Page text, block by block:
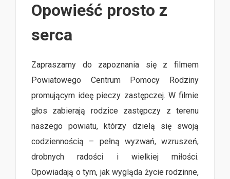
Opowieść prosto z
serca
Zapraszamy do zapoznania się z filmem
Powiatowego Centrum Pomocy Rodziny
promującym ideę pieczy zastępczej. W filmie
głos zabierają rodzice zastępczy z terenu
naszego powiatu, którzy dzielą się swoją
codziennością – pełną wyzwań, wzruszeń,
drobnych radości i wielkiej miłości.
Opowiadają o tym, jak wygląda życie rodzinne,